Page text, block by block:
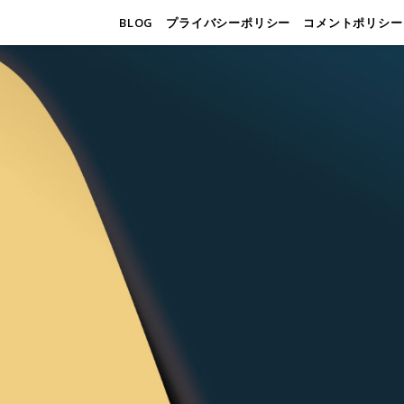
BLOG プライバシーポリシー コメントポリシー